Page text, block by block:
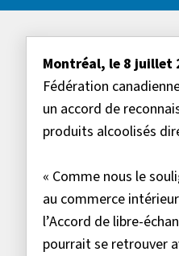
Montréal, le 8 juillet
Fédération
un accord de
produits alcoolisés
« Comme nous le
au commerce
l’Accord de libre-
pourrait se retrouver